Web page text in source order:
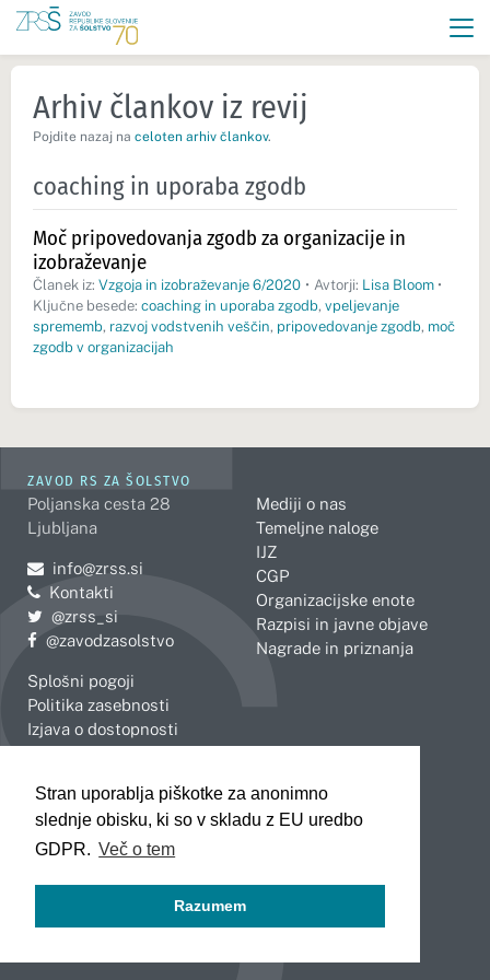
Stran uporablja piškotke za anonimno
slednje obisku, ki so v skladu z EU uredbo
GDPR. Več o tem
Razumem
Arhiv člankov iz revij
Pojdite nazaj na celoten arhiv člankov.
coaching in uporaba zgodb
Moč pripovedovanja zgodb za organizacije in
izobraževanje
Članek iz: Vzgoja in izobraževanje 6/2020 • Avtorji: Lisa Bloom •
Ključne besede: coaching in uporaba zgodb, vpeljevanje
sprememb, razvoj vodstvenih veščin, pripovedovanje zgodb, moč
zgodb v organizacijah
ZAVOD RS ZA ŠOLSTVO
Poljanska cesta 28
Ljubljana
Pošljite e-mail na
info@zrss.si
Kontakti
Pojdite na Twitter:
@zrss_si
Pojdite na Facebook:
@zavodzasolstvo
Splošni pogoji
Politika zasebnosti
Izjava o dostopnosti
Mediji o nas
Temeljne naloge
IJZ
CGP
Organizacijske enote
Razpisi in javne objave
Nagrade in priznanja
Celje
Koper
Kranj
Novo mesto
Slovenj Gradec